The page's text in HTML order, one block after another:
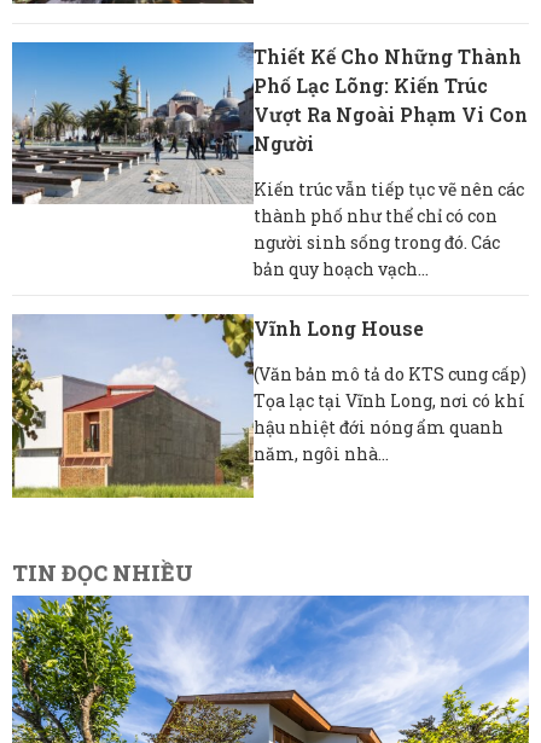
Thiết Kế Cho Những Thành
Phố Lạc Lõng: Kiến Trúc
Vượt Ra Ngoài Phạm Vi Con
Người
Kiến trúc vẫn tiếp tục vẽ nên các
thành phố như thể chỉ có con
người sinh sống trong đó. Các
bản quy hoạch vạch...
Vĩnh Long House
(Văn bản mô tả do KTS cung cấp)
Tọa lạc tại Vĩnh Long, nơi có khí
hậu nhiệt đới nóng ẩm quanh
năm, ngôi nhà...
TIN ĐỌC NHIỀU